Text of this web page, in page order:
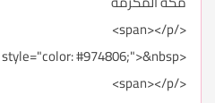
</span></p>
<p><span style="color: #974806;">&nbsp;
</span></p>